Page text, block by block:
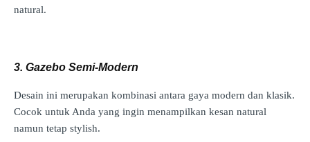
natural.
3. Gazebo Semi-Modern
Desain ini merupakan kombinasi antara gaya modern dan klasik.
Cocok untuk Anda yang ingin menampilkan kesan natural
namun tetap stylish.